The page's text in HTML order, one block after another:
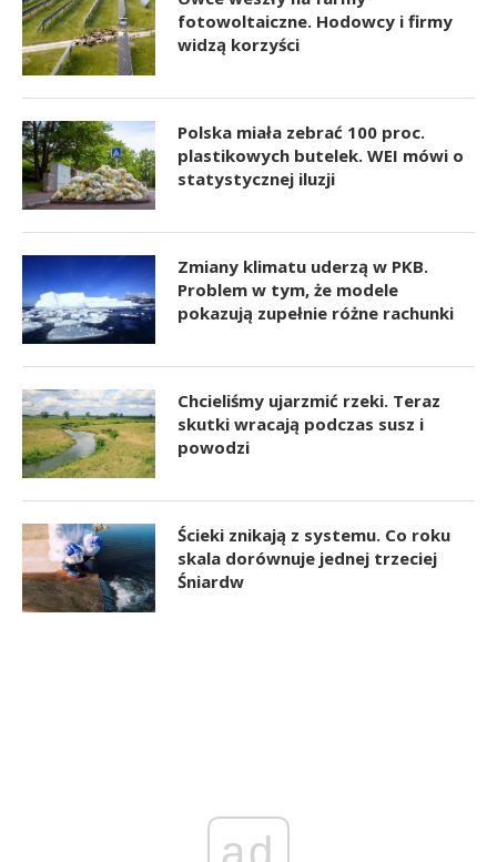
fotowoltaiczne. Hodowcy i firmy
widzą korzyści
Polska miała zebrać 100 proc.
plastikowych butelek. WEI mówi o
statystycznej iluzji
Zmiany klimatu uderzą w PKB.
Problem w tym, że modele
pokazują zupełnie różne rachunki
Chcieliśmy ujarzmić rzeki. Teraz
skutki wracają podczas susz i
powodzi
Ścieki znikają z systemu. Co roku
skala dorównuje jednej trzeciej
Śniardw
ad